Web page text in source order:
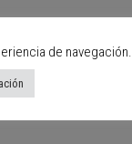
de navegación.